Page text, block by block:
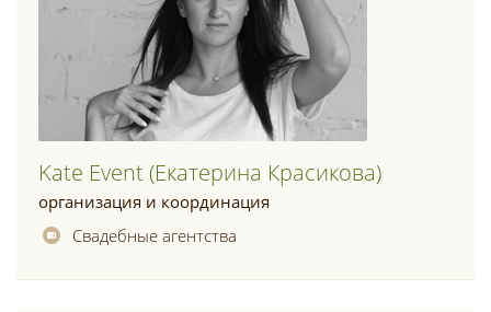
Kate Event (екатерина Красикова)
организация и координация
Свадебные агентства